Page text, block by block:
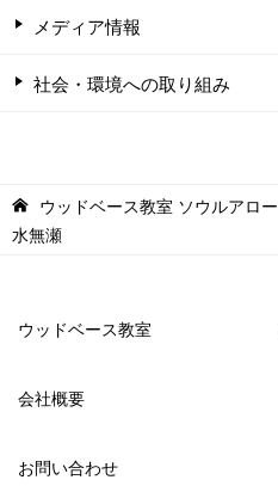
メディア情報
社会・環境への取り組み
ウッドベース教室 ソウルアロー
水無瀬
ウッドベース教室
会社概要
お問い合わせ